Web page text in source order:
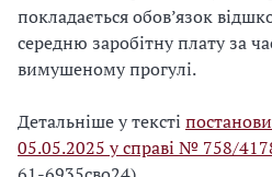
покладається обов’язок
середню заробітну плату за
вимушеному прогулі.
Детальніше у тексті
05.05.2025 у справі № 758/